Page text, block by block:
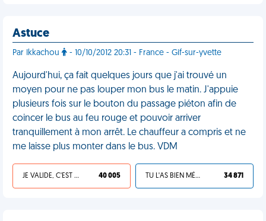
Astuce
Par Ikkachou - 10/10/2012 20:31 - France - Gif-sur-yvette
Aujourd'hui, ça fait quelques jours que j'ai trouvé un
moyen pour ne pas louper mon bus le matin. J'appuie
plusieurs fois sur le bouton du passage piéton afin de
coincer le bus au feu rouge et pouvoir arriver
tranquillement à mon arrêt. Le chauffeur a compris et ne
me laisse plus monter dans le bus. VDM
JE VALIDE, C'EST UNE VDM 40 005 TU L'AS BIEN MÉRITÉ 34 871